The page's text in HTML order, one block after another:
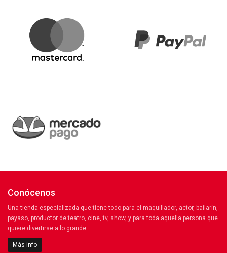
Conócenos
Una tienda especializada que tiene todo para el maquillador, actor, bailarín,
payaso, productor de teatro, cine, tv, show, y para toda aquella persona que
quiere divertirse a lo grande.
Más info